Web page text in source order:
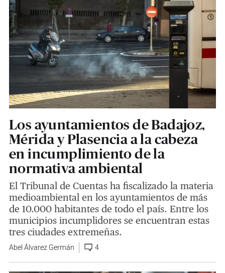
Los ayuntamientos de Badajoz,
Mérida y Plasencia a la cabeza
en incumplimiento de la
normativa ambiental
El Tribunal de Cuentas ha fiscalizado la materia
medioambiental en los ayuntamientos de más
de 10.000 habitantes de todo el país. Entre los
municipios incumplidores se encuentran estas
tres ciudades extremeñas.
Abel Álvarez Germán 4